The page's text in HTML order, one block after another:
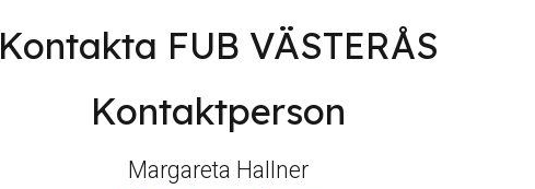
Kontakta FUB VÄSTERÅS
Kontaktperson
Margareta Hallner